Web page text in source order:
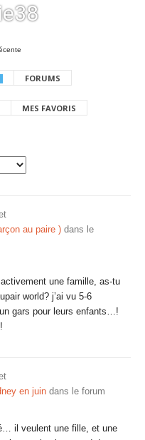
FORUMS
MES FAVORIS
au paire ) dans le
une famille, as-tu
world? j’ai vu 5-6
gars pour leurs enfants…!
en juin dans le forum
il veulent une fille, et une